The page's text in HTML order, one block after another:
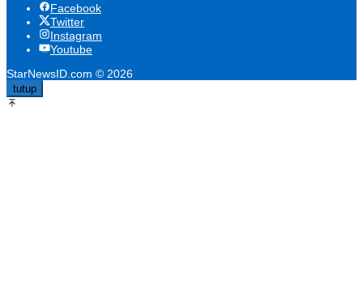
Facebook
Twitter
Instagram
Youtube
StarNewsID.com © 2026
tutup